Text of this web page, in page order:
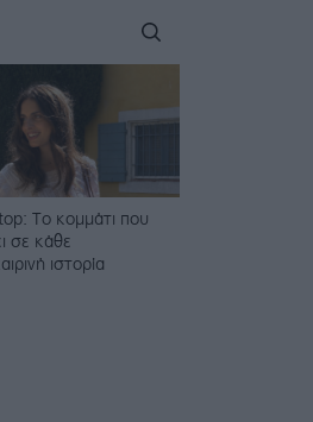
Το κομμάτι που
σε κάθε
ιστορία